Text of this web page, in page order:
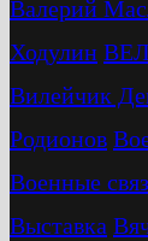
Валерий
Ходулин
Вилейчик
Родионов
Военные
Выставка